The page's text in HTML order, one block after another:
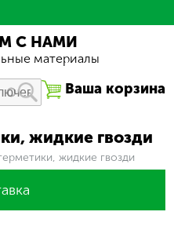
С НАМИ
материалы
Ваша корзина
жидкие гвозди
жидкие гвозди